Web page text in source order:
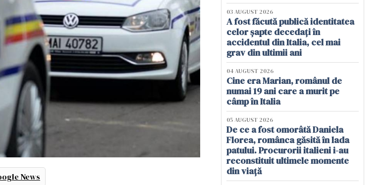
News
03 AUGUST 2026
A fost făcută publică identitatea
celor șapte decedați în
accidentul din Italia, cel mai
grav din ultimii ani
04 AUGUST 2026
Cine era Marian, românul de
numai 19 ani care a murit pe
câmp în Italia
05 AUGUST 2026
De ce a fost omorâtă Daniela
Florea, românca găsită în lada
patului. Procurorii italieni i-au
reconstituit ultimele momente
din viață